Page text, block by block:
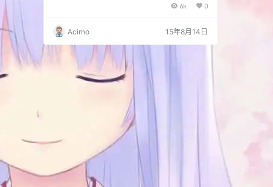
Legacy_of_Lunatic_Kingdom.正式版]
Market88发布 Wiki介绍 THBWiki页面 说明信息
1：链接: https://pan.baidu.com/s/1eQ1z9f0 密
码: 465r 下载2：thbwiki下载发布页面（推荐）
杀马特画…
6k 0
Acirno 15年8月14日